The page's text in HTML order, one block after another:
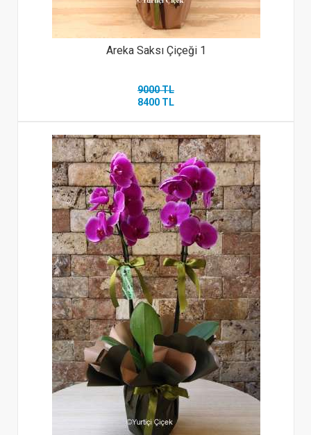
Areka Saksı Çiçeği 1
9000 TL
8400 TL